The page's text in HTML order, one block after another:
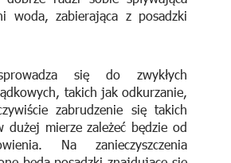
woda, zabierająca z posadzki
się do zwykłych
takich jak odkurzanie,
zabrudzenie się takich
dużej mierze zależeć będzie od
Na zanieczyszczenia